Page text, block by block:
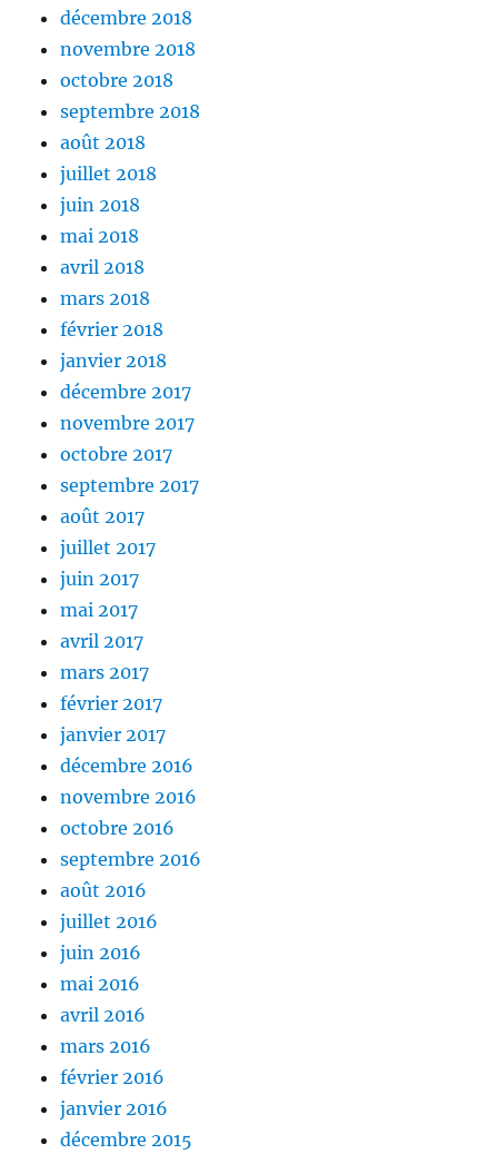
décembre 2018
novembre 2018
octobre 2018
septembre 2018
août 2018
juillet 2018
juin 2018
mai 2018
avril 2018
mars 2018
février 2018
janvier 2018
décembre 2017
novembre 2017
octobre 2017
septembre 2017
août 2017
juillet 2017
juin 2017
mai 2017
avril 2017
mars 2017
février 2017
janvier 2017
décembre 2016
novembre 2016
octobre 2016
septembre 2016
août 2016
juillet 2016
juin 2016
mai 2016
avril 2016
mars 2016
février 2016
janvier 2016
décembre 2015